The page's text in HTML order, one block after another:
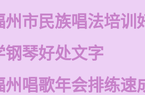
州市民族唱法培训
钢琴好处文字
州唱歌年会排练速